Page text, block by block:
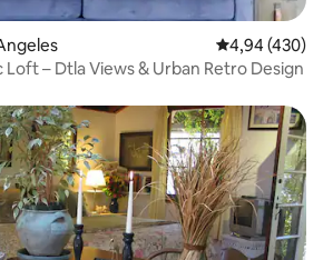
4,94 av 5 i
4,94 (430)
– Dtla Views & Urban Retro Design